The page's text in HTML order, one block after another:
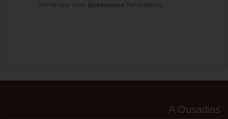
semanais com descontos fantásticos.
A Ousadias